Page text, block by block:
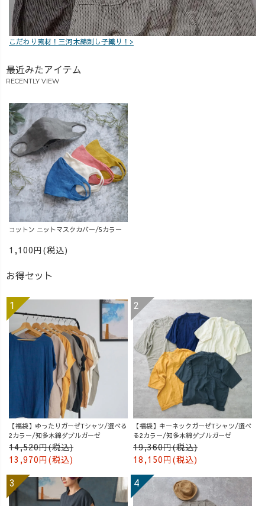
こだわり素材！三河木綿刺し子織り！>
最近みたアイテム
RECENTLY VIEW
コットン ニットマスクカバー/5カラー
1,100円(税込)
お得セット
【福袋】ゆったりガーゼTシャツ/選べる
2カラー/知多木綿ダブルガーゼ
14,520円(税込)
13,970円(税込)
【福袋】キーネックガーゼTシャツ/選べ
る2カラー/知多木綿ダブルガーゼ
19,360円(税込)
18,150円(税込)